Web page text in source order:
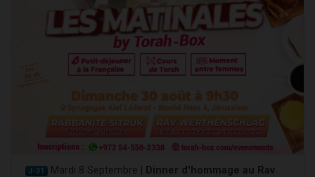
J-31 Mardi 8 Septembre |
Dinner d'hommage au Rav